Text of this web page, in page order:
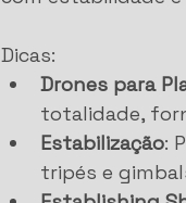
Dicas:
Drones para
totalidade,
Estabilização:
tripés e